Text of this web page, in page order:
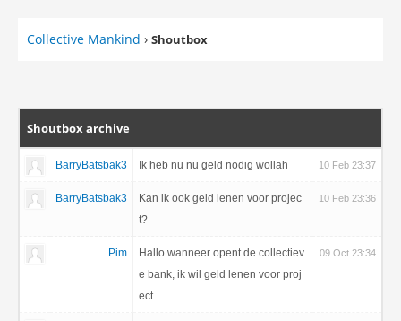
Collective Mankind › Shoutbox
Shoutbox archive
BarryBatsbak3 Ik heb nu nu geld nodig wollah 10 Feb 23:37
BarryBatsbak3
Kan ik ook geld lenen voor projec
t?
10 Feb 23:36
Pim
Hallo wanneer opent de collectiev
e bank, ik wil geld lenen voor proj
ect
09 Oct 23:34